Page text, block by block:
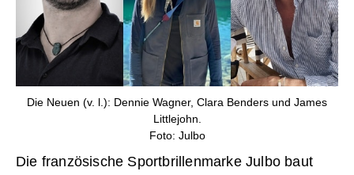
Die Neuen (v. l.): Dennie Wagner, Clara Benders und James
Littlejohn.
Foto: Julbo
Die französische Sportbrillenmarke Julbo baut